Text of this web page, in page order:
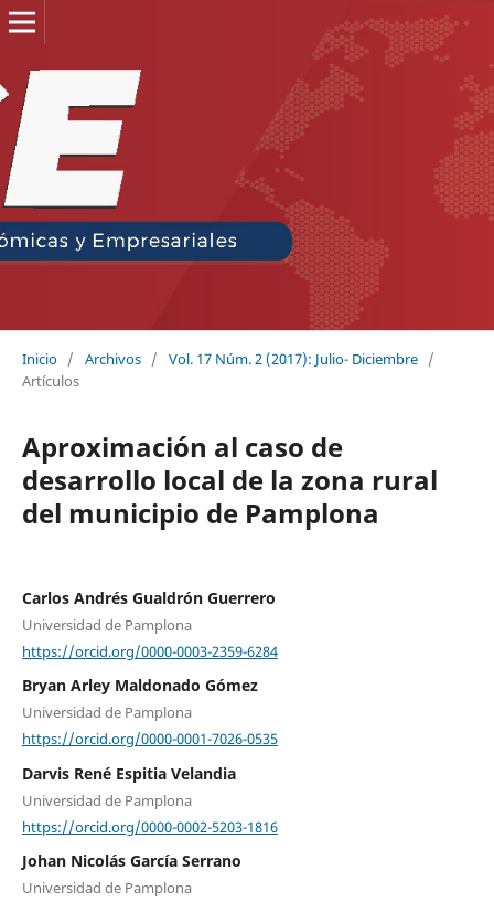
Inicio / Archivos / Vol. 17 Núm. 2 (2017): Julio- Diciembre /
Artículos
Aproximación al caso de
desarrollo local de la zona rural
del municipio de Pamplona
Carlos Andrés Gualdrón Guerrero
Universidad de Pamplona
https://orcid.org/0000-0003-2359-6284
Bryan Arley Maldonado Gómez
Universidad de Pamplona
https://orcid.org/0000-0001-7026-0535
Darvis René Espitia Velandia
Universidad de Pamplona
https://orcid.org/0000-0002-5203-1816
Johan Nicolás García Serrano
Universidad de Pamplona